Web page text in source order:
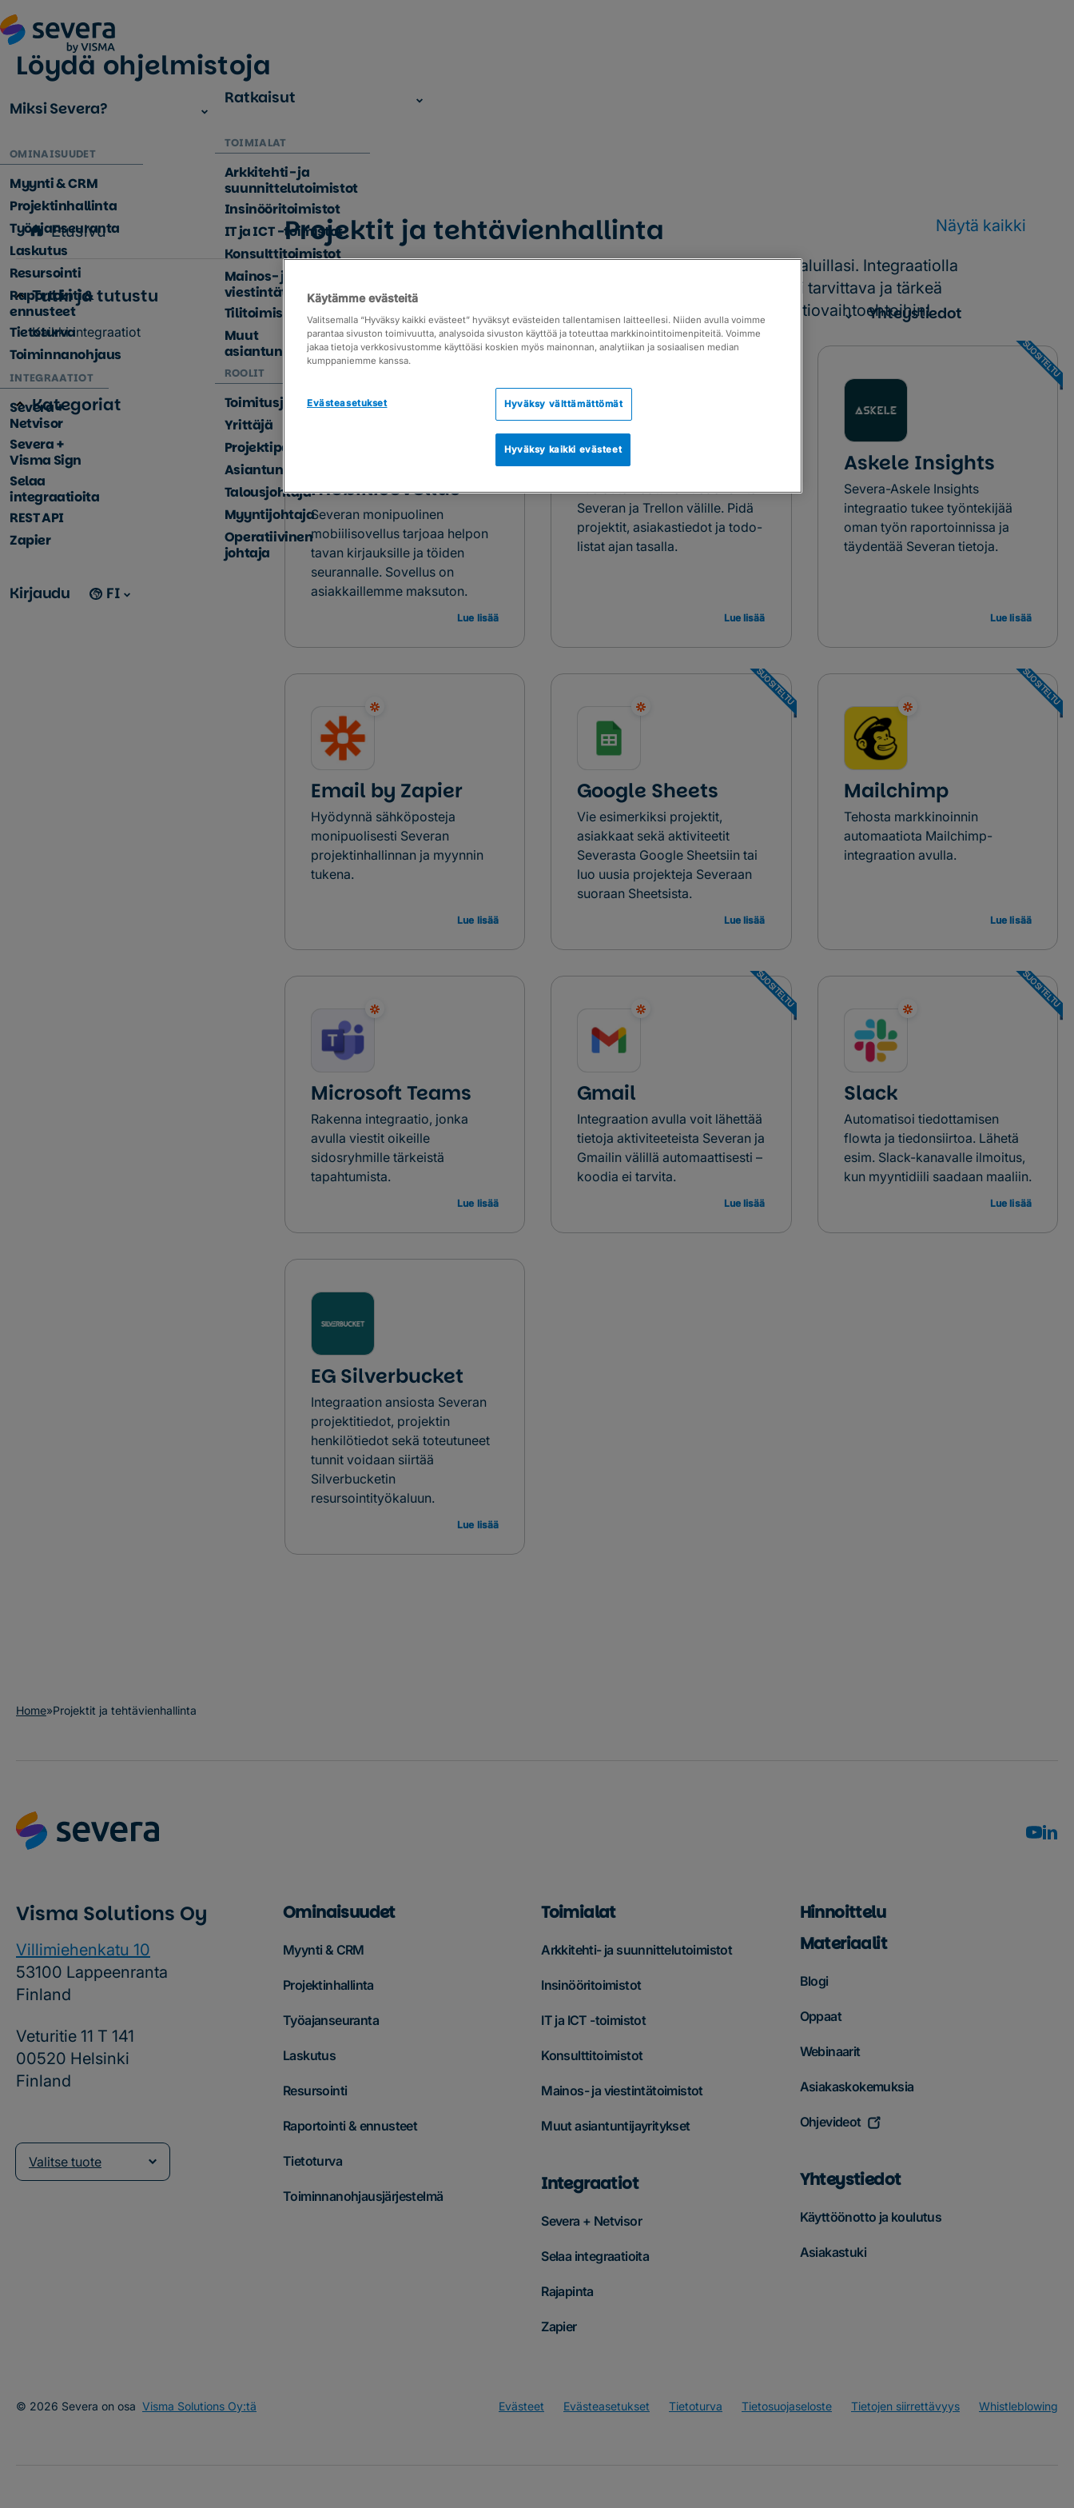
Miksi Severa?
OMINAISUUDET
Myynti & CRM
Projektinhallinta
Työajanseuranta
Laskutus
Resursointi
Raportointi &
ennusteet
Tietoturva
Toiminnanohjaus
INTEGRAATIOT
Severa +
Netvisor
Severa +
Visma Sign
Selaa
integraatioita
REST API
Zapier
Ratkaisut
TOIMIALAT
Arkkitehti- ja
suunnittelutoimistot
Insinööritoimistot
IT ja ICT -toimistot
Konsulttitoimistot
Mainos- ja
viestintätoimistot
Tilitoimistot
Muut
asiantuntijayritykset
ROOLIT
Toimitusjohtaja
Yrittäjä
Projektipäällikkö
Asiantuntija
Talousjohtaja
Myyntijohtaja
Operatiivinen
johtaja
Hinnoittelu Materiaalit Yhteystiedot
Kirjaudu FI
Löydä ohjelmistoja
Etusivu
Tutki ja tutustu
Kaikki integraatiot
Kategoriat
Projektit ja tehtävienhallinta Näytä kaikki
Täydennä Severan projektien ja tehtävien hallintaa omilla suosikkityökaluillasi. Integraatiolla
varmistat, ettei tieto ole hajanaisesti useassa ohjelmistossa, vaan kaikki tarvittava ja tärkeä
projekteihin liittyvä tieto löytyy aina asiakaskortin alta. Tutustu integraatiovaihtoehtoihin!
mobiilisovellus
Severan monipuolinen
mobiilisovellus tarjoaa helpon
tavan kirjauksille ja töiden
seurannalle. Sovellus on
asiakkaillemme maksuton.
SUOSITELTU
Lue lisää
Trello
Luo automaattinen tiedonsiirto
Severan ja Trellon välille. Pidä
projektit, asiakastiedot ja todo-
listat ajan tasalla.
Lue lisää
Askele Insights
Severa-Askele Insights
integraatio tukee työntekijää
oman työn raportoinnissa ja
täydentää Severan tietoja.
SUOSITELTU
Lue lisää
Email by Zapier
Hyödynnä sähköposteja
monipuolisesti Severan
projektinhallinnan ja myynnin
tukena.
Lue lisää
Google Sheets
Vie esimerkiksi projektit,
asiakkaat sekä aktiviteetit
Severasta Google Sheetsiin tai
luo uusia projekteja Severaan
suoraan Sheetsista.
SUOSITELTU
Lue lisää
Mailchimp
Tehosta markkinoinnin
automaatiota Mailchimp-
integraation avulla.
SUOSITELTU
Lue lisää
Microsoft Teams
Rakenna integraatio, jonka
avulla viestit oikeille
sidosryhmille tärkeistä
tapahtumista.
Lue lisää
Gmail
Integraation avulla voit lähettää
tietoja aktiviteeteista Severan ja
Gmailin välillä automaattisesti –
koodia ei tarvita.
SUOSITELTU
Lue lisää
Slack
Automatisoi tiedottamisen
flowta ja tiedonsiirtoa. Lähetä
esim. Slack-kanavalle ilmoitus,
kun myyntidiili saadaan maaliin.
SUOSITELTU
Lue lisää
EG Silverbucket
Integraation ansiosta Severan
projektitiedot, projektin
henkilötiedot sekä toteutuneet
tunnit voidaan siirtää
Silverbucketin
resursointityökaluun.
Lue lisää
Home»Projektit ja tehtävienhallinta
Visma Solutions Oy
Villimiehenkatu 10
53100 Lappeenranta
Finland
Veturitie 11 T 141
00520 Helsinki
Finland
Valitse tuote
Ominaisuudet
Myynti & CRM
Projektinhallinta
Työajanseuranta
Laskutus
Resursointi
Raportointi & ennusteet
Tietoturva
Toiminnanohjausjärjestelmä
Toimialat
Arkkitehti- ja suunnittelutoimistot
Insinööritoimistot
IT ja ICT -toimistot
Konsulttitoimistot
Mainos- ja viestintätoimistot
Muut asiantuntijayritykset
Integraatiot
Severa + Netvisor
Selaa integraatioita
Rajapinta
Zapier
Hinnoittelu
Materiaalit
Blogi
Oppaat
Webinaarit
Asiakaskokemuksia
Ohjevideot
Yhteystiedot
Käyttöönotto ja koulutus
Asiakastuki
© 2026 Severa on osa Visma Solutions Oy:tä Evästeet Evästeasetukset Tietoturva Tietosuojaseloste Tietojen siirrettävyys Whistleblowing
Käytämme evästeitä
Valitsemalla “Hyväksy kaikki evästeet” hyväksyt evästeiden tallentamisen laitteellesi. Niiden avulla voimme
parantaa sivuston toimivuutta, analysoida sivuston käyttöä ja toteuttaa markkinointitoimenpiteitä. Voimme
jakaa tietoja verkkosivustomme käyttöäsi koskien myös mainonnan, analytiikan ja sosiaalisen median
kumppaniemme kanssa.
Hyväksy välttämättömät
Hyväksy kaikki evästeet
Evästeasetukset